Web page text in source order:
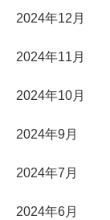
2024年12月
2024年11月
2024年10月
2024年9月
2024年7月
2024年6月